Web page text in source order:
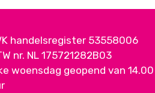
handelsregister 53558006
nr. NL 175721282B03
woensdag geopend van